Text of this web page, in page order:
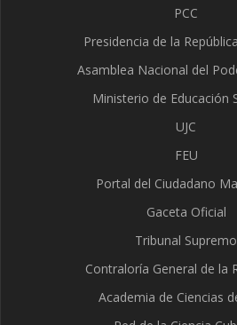
PCC
Presidencia de la
Asamblea Nacional del
Ministerio de Educación
UJC
FEU
Portal del Ciudadano
Gaceta Oficial
Tribunal Supremo
Contraloría General de la
Academia de Ciencias